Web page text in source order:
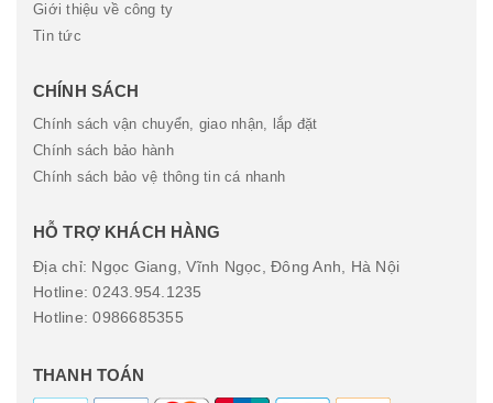
Giới thiệu về công ty
Tin tức
CHÍNH SÁCH
Chính sách vận chuyển, giao nhận, lắp đặt
Chính sách bảo hành
Chính sách bảo vệ thông tin cá nhanh
HỖ TRỢ KHÁCH HÀNG
Địa chỉ: Ngọc Giang, Vĩnh Ngọc, Đông Anh, Hà Nội
Hotline: 0243.954.1235
Hotline: 0986685355
THANH TOÁN